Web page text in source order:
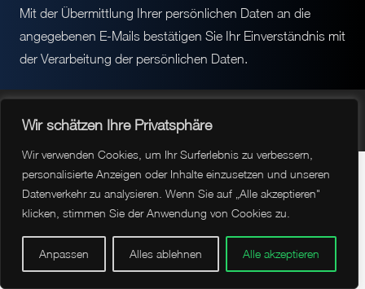
Wir schätzen Ihre Privatsphäre
Wir verwenden Cookies, um Ihr Surferlebnis zu verbessern,
personalisierte Anzeigen oder Inhalte einzusetzen und unseren
Datenverkehr zu analysieren. Wenn Sie auf „Alle akzeptieren"
klicken, stimmen Sie der Anwendung von Cookies zu.
Anpassen Alles ablehnen Alle akzeptieren
Mit der Übermittlung Ihrer persönlichen Daten an die
angegebenen E-Mails bestätigen Sie Ihr Einverständnis mit
der Verarbeitung der persönlichen Daten.
© peakstorm 2026 by Caglar Karaca